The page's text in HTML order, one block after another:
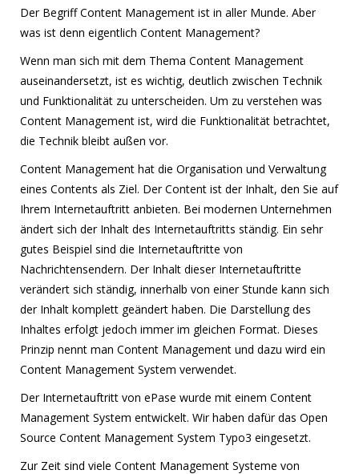
Der Begriff Content Management ist in aller Munde. Aber
was ist denn eigentlich Content Management?
Wenn man sich mit dem Thema Content Management
auseinandersetzt, ist es wichtig, deutlich zwischen Technik
und Funktionalität zu unterscheiden. Um zu verstehen was
Content Management ist, wird die Funktionalität betrachtet,
die Technik bleibt außen vor.
Content Management hat die Organisation und Verwaltung
eines Contents als Ziel. Der Content ist der Inhalt, den Sie auf
Ihrem Internetauftritt anbieten. Bei modernen Unternehmen
ändert sich der Inhalt des Internetauftritts ständig. Ein sehr
gutes Beispiel sind die Internetauftritte von
Nachrichtensendern. Der Inhalt dieser Internetauftritte
verändert sich ständig, innerhalb von einer Stunde kann sich
der Inhalt komplett geändert haben. Die Darstellung des
Inhaltes erfolgt jedoch immer im gleichen Format. Dieses
Prinzip nennt man Content Management und dazu wird ein
Content Management System verwendet.
Der Internetauftritt von ePase wurde mit einem Content
Management System entwickelt. Wir haben dafür das Open
Source Content Management System Typo3 eingesetzt.
Zur Zeit sind viele Content Management Systeme von